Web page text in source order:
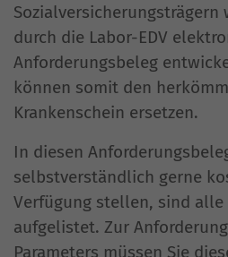
Sozialversicherungsträgern
durch die Labor-EDV
Anforderungsbeleg
können somit den
Krankenschein ersetzen.
In diesen
selbstverständlich gerne
Verfügung stellen, sind
aufgelistet. Zur
Parameters müssen Sie